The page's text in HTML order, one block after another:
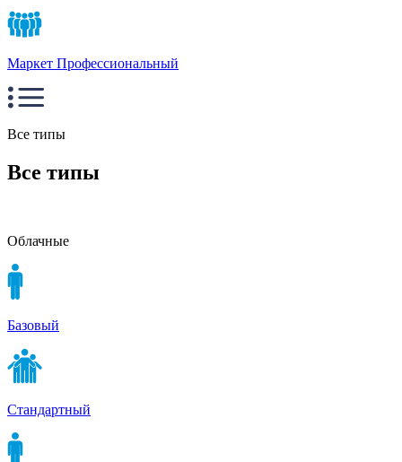
Маркет Профессиональный
Все типы
Все типы
Облачные
Базовый
Стандартный